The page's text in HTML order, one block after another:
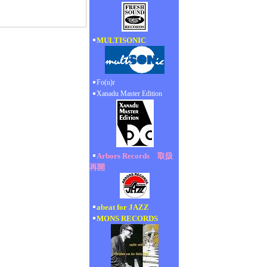
MULTISONIC
Fo(u)r
Xanadu Master Edition
Arbors Records 取扱
再開
abeat for JAZZ
MONS RECORDS